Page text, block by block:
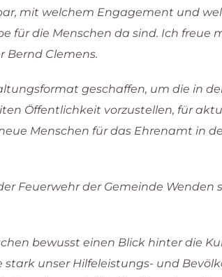
mit welchem Engagement und
für die Menschen da sind. Ich freue
Bernd Clemens.
geschaffen, um die in
Öffentlichkeit vorzustellen, für
Menschen für das Ehrenamt in
Feuerwehr der Gemeinde Wenden
bewusst einen Blick hinter die
unser Hilfeleistungs- und